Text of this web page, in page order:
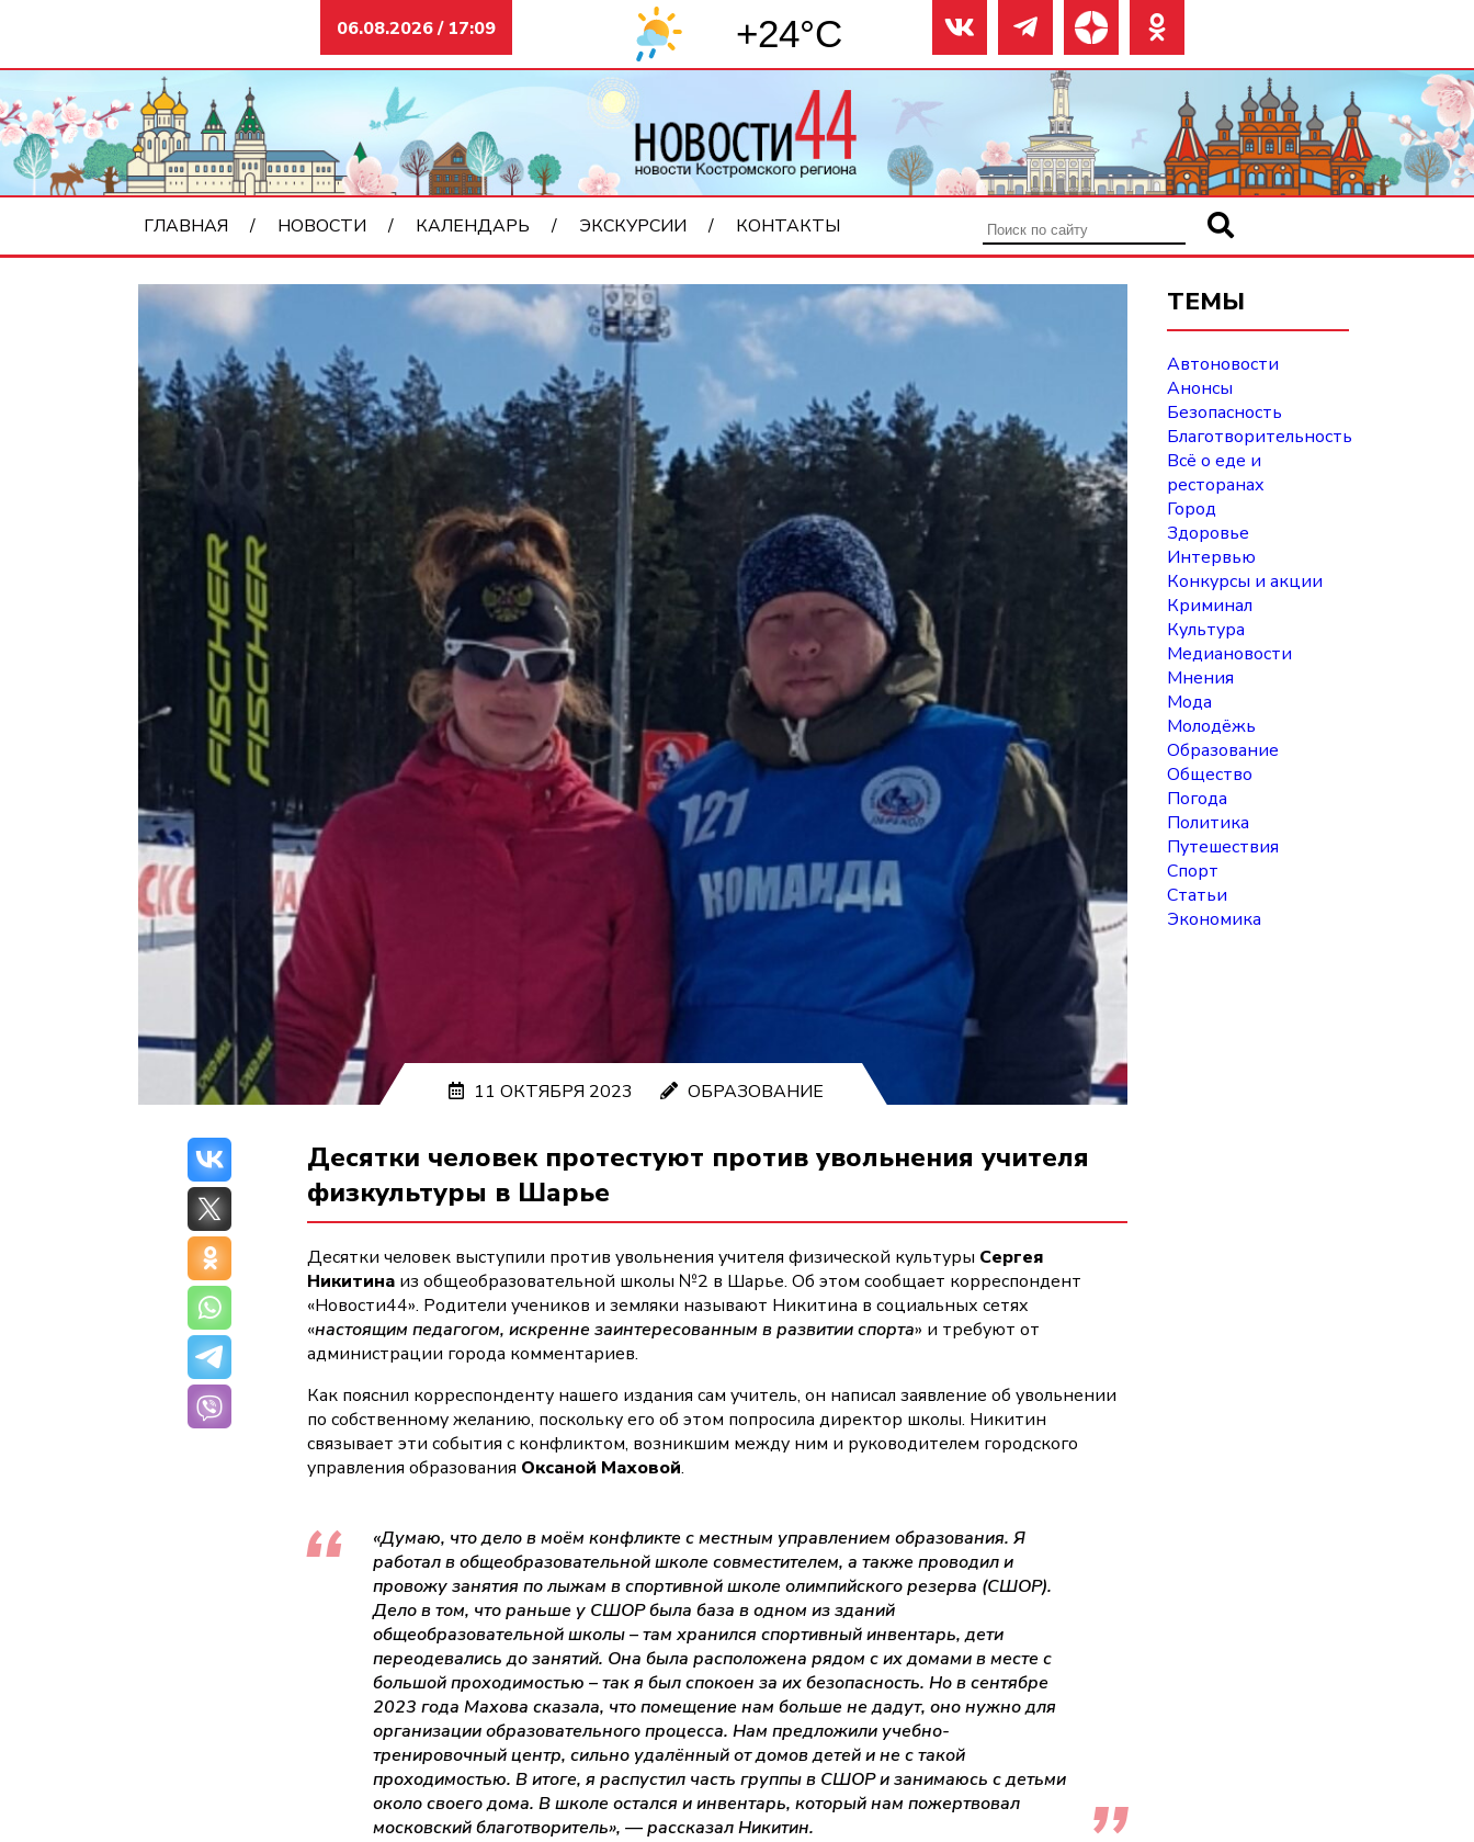
06.08.2026 / 17:09 +24°C
ГЛАВНАЯ НОВОСТИ КАЛЕНДАРЬ ЭКСКУРСИИ КОНТАКТЫ
11 ОКТЯБРЯ 2023 ОБРАЗОВАНИЕ
Десятки человек протестуют против увольнения учителя
физкультуры в Шарье
Десятки человек выступили против увольнения учителя физической культуры Сергея
Никитина из общеобразовательной школы №2 в Шарье. Об этом сообщает корреспондент
«Новости44». Родители учеников и земляки называют Никитина в социальных сетях
«настоящим педагогом, искренне заинтересованным в развитии спорта» и требуют от
администрации города комментариев.
Как пояснил корреспонденту нашего издания сам учитель, он написал заявление об увольнении
по собственному желанию, поскольку его об этом попросила директор школы. Никитин
связывает эти события с конфликтом, возникшим между ним и руководителем городского
управления образования Оксаной Маховой.
«Думаю, что дело в моём конфликте с местным управлением образования. Я
работал в общеобразовательной школе совместителем, а также проводил и
провожу занятия по лыжам в спортивной школе олимпийского резерва (СШОР).
Дело в том, что раньше у СШОР была база в одном из зданий
общеобразовательной школы – там хранился спортивный инвентарь, дети
переодевались до занятий. Она была расположена рядом с их домами в месте с
большой проходимостью – так я был спокоен за их безопасность. Но в сентябре
2023 года Махова сказала, что помещение нам больше не дадут, оно нужно для
организации образовательного процесса. Нам предложили учебно-
тренировочный центр, сильно удалённый от домов детей и не с такой
проходимостью. В итоге, я распустил часть группы в СШОР и занимаюсь с детьми
около своего дома. В школе остался и инвентарь, который нам пожертвовал
московский благотворитель», — рассказал Никитин.
ТЕМЫ
Автоновости
Анонсы
Безопасность
Благотворительность
Всё о еде и
ресторанах
Город
Здоровье
Интервью
Конкурсы и акции
Криминал
Культура
Медиановости
Мнения
Мода
Молодёжь
Образование
Общество
Погода
Политика
Путешествия
Спорт
Статьи
Экономика